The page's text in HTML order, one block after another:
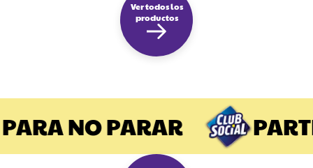
Ver todos los
productos
NO PARAR